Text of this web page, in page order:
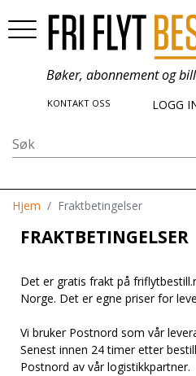
Bøker, abonnement og
KONTAKT OSS LOGG
Hjem Fraktbetingelser
FRAKTBETINGELSER
Det er gratis frakt på
Norge. Det er egne priser for
Vi bruker Postnord som vår
Senest innen 24 timer etter
Postnord av vår logistikkpartner.